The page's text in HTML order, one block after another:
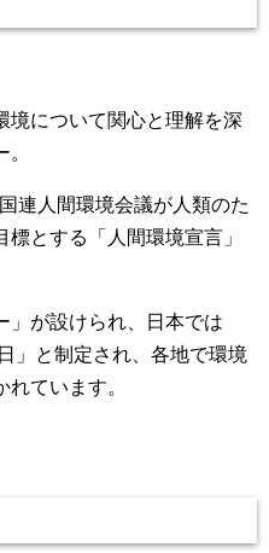
境について関心と理解を深
連人間環境会議が人類のた
とする「人間環境宣言」
」が設けられ、日本では
」と制定され、各地で環境
ています。